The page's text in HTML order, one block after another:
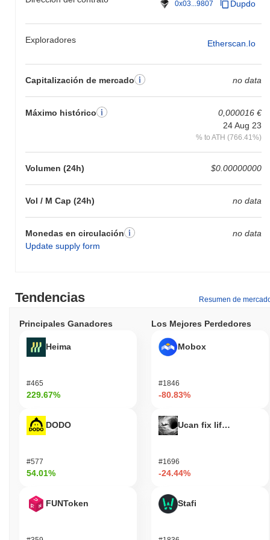
0x03...9807 Dupdo
Exploradores Etherscan.io
Capitalización de mercado no data
Máximo histórico
0,000016 €
24 Aug 23
% to ATH (766.41%)
Volumen (24h) $0.00000000
Vol / M Cap (24h) no data
Monedas en circulación
Update supply form
no data
¿Cómo se está desempeñando Blue Team en
debajo del mercado cripto general que registró una ganancia del
1.11%. Esto indica un retraso temporal en la acción del precio de
Tendencias Resumen de
Principales Ganadores
Heima
#465
229.67%
DODO
#577
54.01%
FUNToken
Los Mejores Perdedores
Mobox
#1846
-80.83%
Ucan fix life in1day
#1696
-24.44%
Stafi